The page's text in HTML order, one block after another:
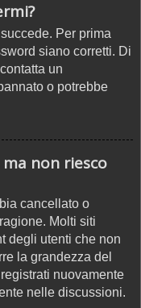
Per prima
siano corretti. Di
un
o potrebbe
non riesco
cancellato o
Molti siti
degli utenti che non
la grandezza del
nuovamente
nelle discussioni.